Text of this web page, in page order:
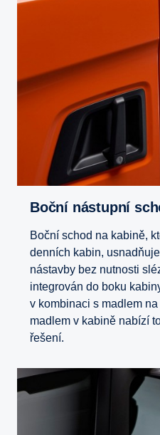
Boční nástupní
Boční schod na kabině,
denních kabin,
nástavby bez nutnosti
integrován do boku
v kombinaci s madlem
madlem v kabině nabízí
řešení.